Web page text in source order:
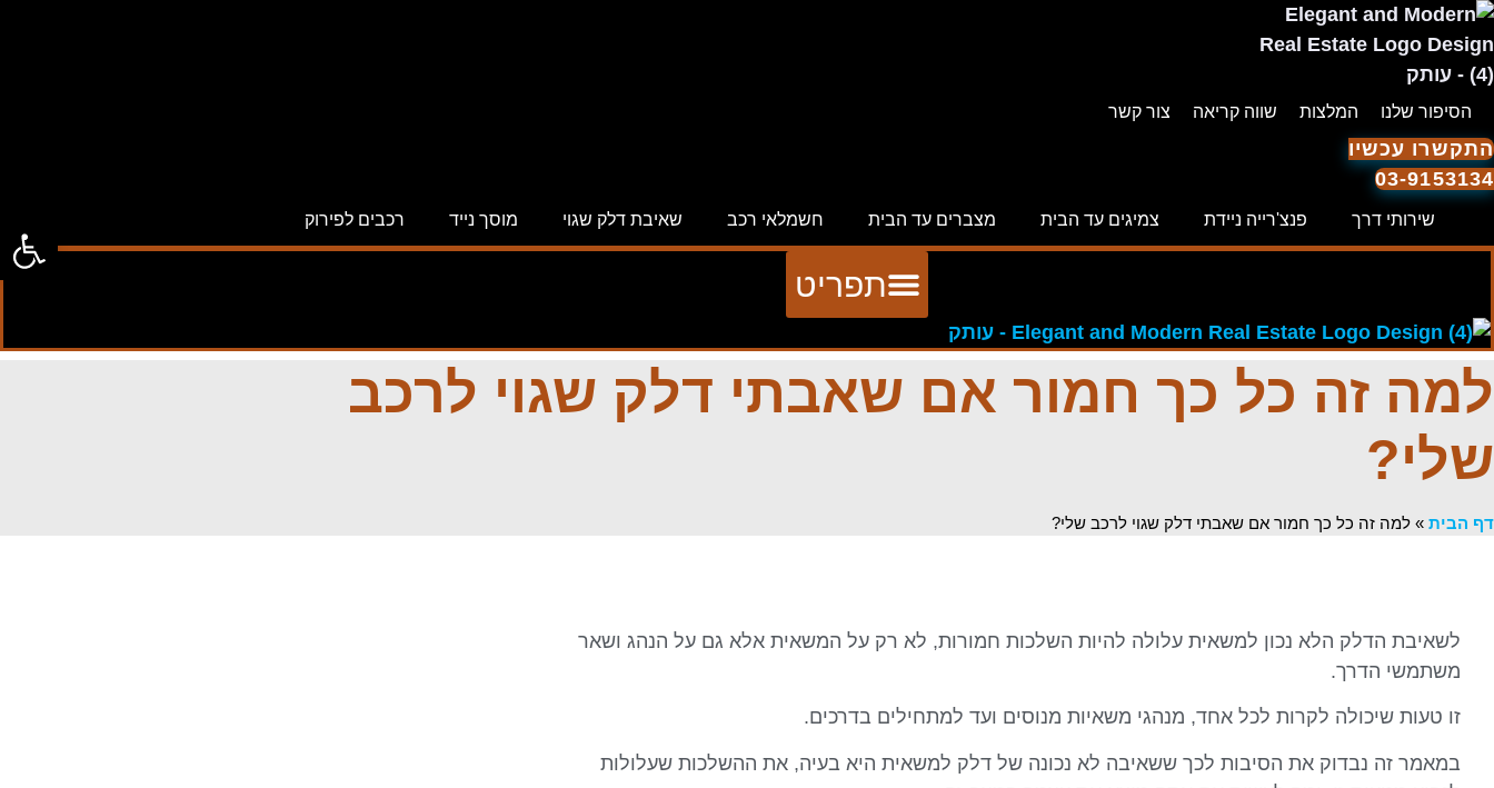
דלג
לתוכן
הסיפור שלנו המלצות שווה קריאה צור קשר
התקשרו עכשיו
03-9153134
שירותי דרך פנצ'רייה ניידת צמיגים עד הבית מצברים עד הבית חשמלאי רכב שאיבת דלק שגוי מוסך נייד רכבים לפירוק
תפריט
למה זה כל כך חמור אם שאבתי דלק שגוי לרכב
שלי?
דף הבית » למה זה כל כך חמור אם שאבתי דלק שגוי לרכב שלי?
לשאיבת הדלק הלא נכון למשאית עלולה להיות השלכות חמורות, לא רק על המשאית אלא גם על הנהג ושאר
משתמשי הדרך.
זו טעות שיכולה לקרות לכל אחד, מנהגי משאיות מנוסים ועד למתחילים בדרכים.
במאמר זה נבדוק את הסיבות לכך ששאיבה לא נכונה של דלק למשאית היא בעיה, את ההשלכות שעלולות
פתח